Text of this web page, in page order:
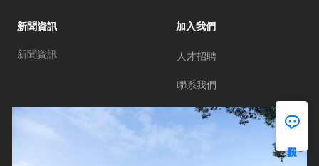
新聞資訊
新聞資訊
加入我們
人才招聘
聯系我們
򡂈